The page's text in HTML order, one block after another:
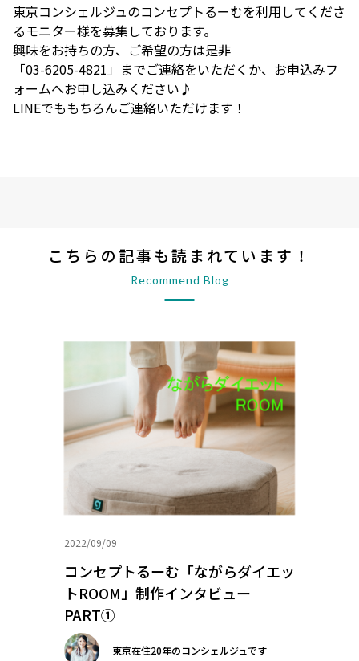
東京コンシェルジュのコンセプトるーむを利用してくださ
るモニター様を募集しております。
興味をお持ちの方、ご希望の方は是非
「03-6205-4821」までご連絡をいただくか、お申込みフ
ォームへお申し込みください♪
LINEでももちろんご連絡いただけます！
こちらの記事も読まれています！
Recommend Blog
2022/09/09
コンセプトるーむ「ながらダイエッ
トROOM」制作インタビュー
PART①
東京在住20年のコンシェルジュです